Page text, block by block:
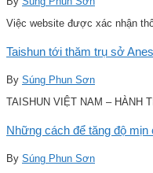
Việc website được xác nhận
Taishun tới thăm trụ sở
By Súng Phun Sơn
TAISHUN VIỆT NAM – HÀNH
Những cách để tăng độ
By Súng Phun Sơn